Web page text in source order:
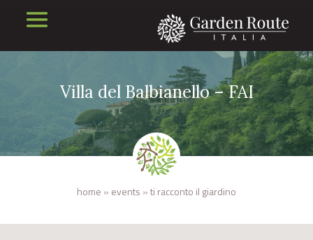
Villa del Balbianello – FAI
home » events »ti racconto il giardino